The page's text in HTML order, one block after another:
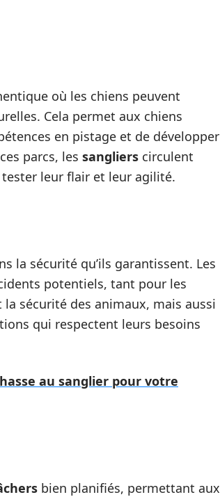
où les chiens peuvent
Cela permet aux chiens
en pistage et de développer
parcs, les sangliers circulent
leur flair et leur agilité.
la sécurité qu’ils garantissent. Les
potentiels, tant pour les
sécurité des animaux, mais aussi
qui respectent leurs besoins
au sanglier pour votre
bien planifiés, permettant aux